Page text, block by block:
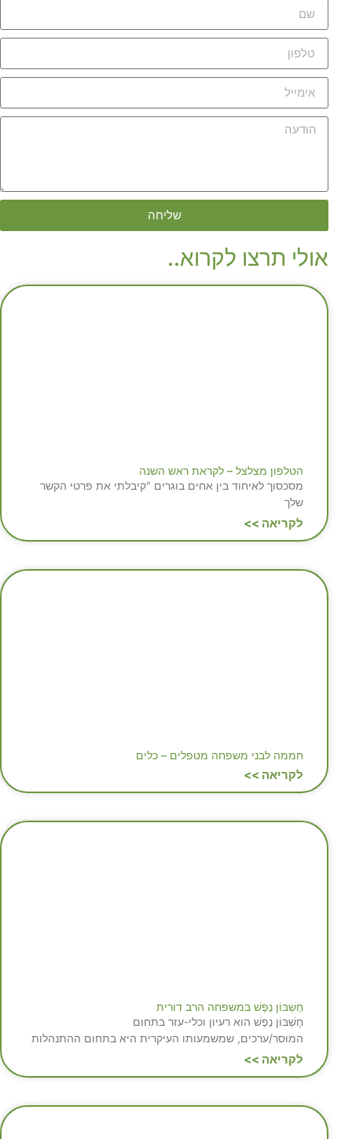
שליחה
אולי תרצו לקרוא..
הטלפון מצלצל – לקראת ראש השנה
מסכסוך לאיחוד בין אחים בוגרים "קיבלתי את פרטי הקשר
שלך
לקריאה >>
חממה לבני משפחה מטפלים – כלים
לקריאה >>
חֶשְׁבּוֹן נֶפֶשׁ במשפחה הרב דורית
חֶשְׁבּוֹן נֶפֶשׁ הוא רעיון וכלי-עזר בתחום
המוסר/ערכים, שמשמעותו העיקרית היא בתחום ההתנהלות
לקריאה >>